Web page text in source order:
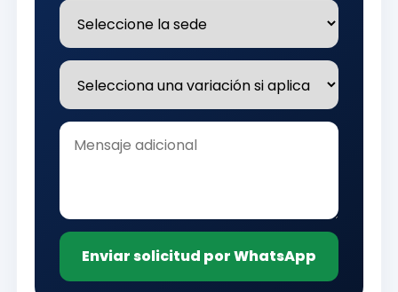
Enviar solicitud por WhatsApp